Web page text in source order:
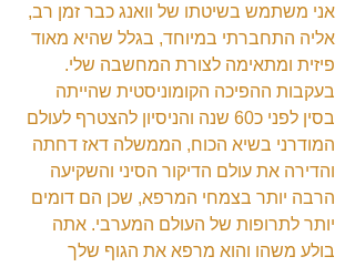
אני משתמש בשיטתו של וואנג כבר זמן רב,
אליה התחברתי במיוחד, בגלל שהיא מאוד
פיזית ומתאימה לצורת המחשבה שלי.
בעקבות ההפיכה הקומוניסטית שהייתה
בסין לפני כ60 שנה והניסיון להצטרף לעולם
המודרני בשיא הכוח, הממשלה דאז דחתה
והדירה את עולם הדיקור הסיני והשקיעה
הרבה יותר בצמחי המרפא, שכן הם דומים
יותר לתרופות של העולם המערבי. אתה
בולע משהו והוא מרפא את הגוף שלך